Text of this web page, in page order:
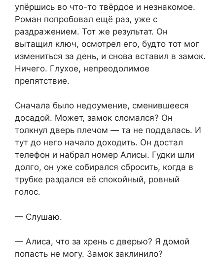
упёршись во что-то твёрдое и незнакомое.
Роман попробовал ещё раз, уже с
раздражением. Тот же результат. Он
вытащил ключ, осмотрел его, будто тот мог
измениться за день, и снова вставил в замок.
Ничего. Глухое, непреодолимое
препятствие.
Сначала было недоумение, сменившееся
досадой. Может, замок сломался? Он
толкнул дверь плечом — та не поддалась. И
тут до него начало доходить. Он достал
телефон и набрал номер Алисы. Гудки шли
долго, он уже собирался сбросить, когда в
трубке раздался её спокойный, ровный
голос.
— Слушаю.
— Алиса, что за хрень с дверью? Я домой
попасть не могу. Замок заклинило?